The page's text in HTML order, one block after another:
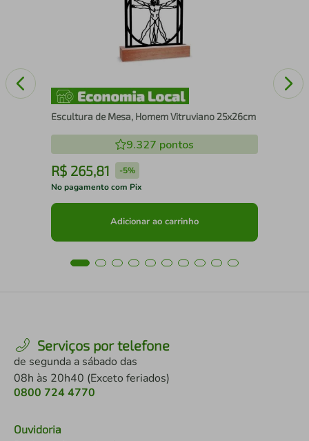
Escultura de Mesa, Homem Vitruviano 25x26cm
9.327 pontos
R$ 265,81 -5%
No pagamento com Pix
Adicionar ao carrinho
Serviços por telefone
de segunda a sábado das
08h às 20h40 (Exceto feriados)
0800 724 4770
Ouvidoria